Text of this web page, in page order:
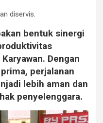
diservis.
bentuk sinergi
Dengan
perjalanan
lebih aman dan
penyelenggara.